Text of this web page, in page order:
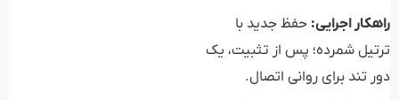
راهکار اجرایی: حفظ جدید با
ترتیل شمرده؛ پس از تثبیت، یک
دور تند برای روانی اتصال.